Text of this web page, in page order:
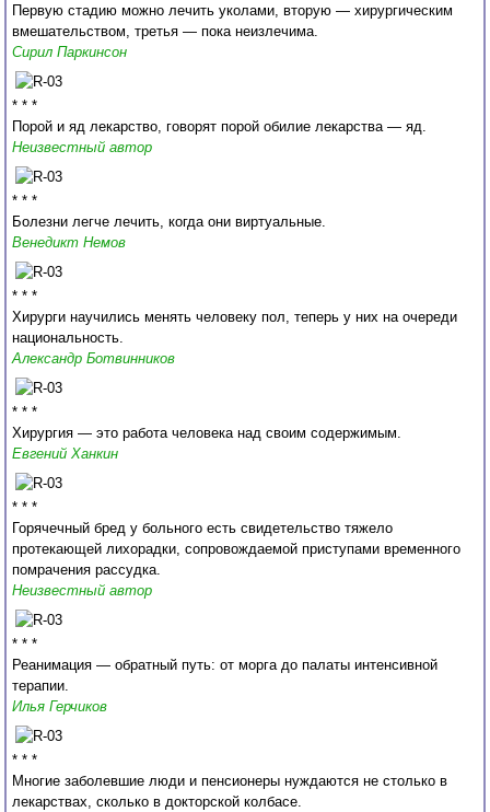
Первую стадию можно лечить уколами, вторую — хирургическим
вмешательством, третья — пока неизлечима.
Сирил Паркинсон
* * *
Порой и яд лекарство, говорят порой обилие лекарства — яд.
Неизвестный автор
* * *
Болезни легче лечить, когда они виртуальные.
Венедикт Немов
* * *
Хирурги научились менять человеку пол, теперь у них на очереди
национальность.
Александр Ботвинников
* * *
Хирургия — это работа человека над своим содержимым.
Евгений Ханкин
* * *
Горячечный бред у больного есть свидетельство тяжело
протекающей лихорадки, сопровождаемой приступами временного
помрачения рассудка.
Неизвестный автор
* * *
Реанимация — обратный путь: от морга до палаты интенсивной
терапии.
Илья Герчиков
* * *
Многие заболевшие люди и пенсионеры нуждаются не столько в
лекарствах, сколько в докторской колбасе.